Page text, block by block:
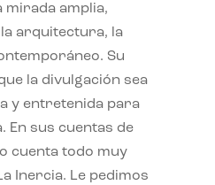
mirada amplia,
arquitectura, la
Su
la divulgación sea
y entretenida para
En sus cuentas de
cuenta todo muy
Inercia. Le pedimos